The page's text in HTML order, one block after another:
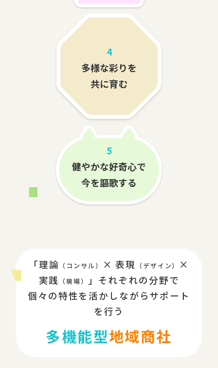
4
多様な彩りを
共に育む
5
健やかな好奇心で
今を謳歌する
「理論 （コンサル） × 表現 （デザイン）
×
実践 （現場）
」それぞれの分野で
個々の特性を活かしながらサポート
を行う
多機能型地域商社